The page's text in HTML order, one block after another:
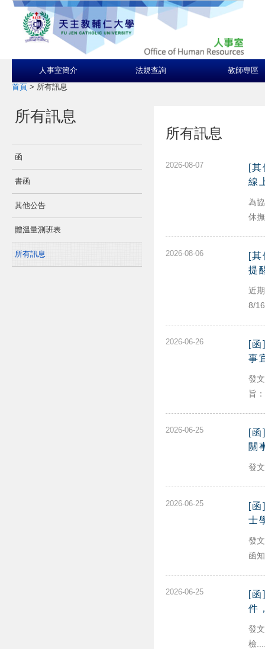
人事室簡介 法規查詢 教師專區
首頁 > 所有訊息
所有訊息
函
書函
其他公告
體溫量測班表
所有訊息
所有訊息
2026-08-07
[
線
為
休
2026-08-06
[其
提
近
8/
2026-06-26
[
事
發
旨
2026-06-25
[
關
發
2026-06-25
[
士
發
函
2026-06-25
[
件
發
檢